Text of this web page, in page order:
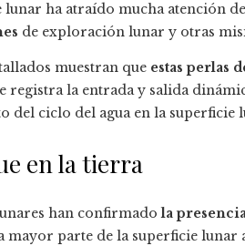
lunar ha atraído mucha atención
de exploración lunar y otras
muestran que estas perlas
registra la entrada y salida
del ciclo del agua en la superficie
en la tierra
han confirmadola
mayor parte de la superficie lunar